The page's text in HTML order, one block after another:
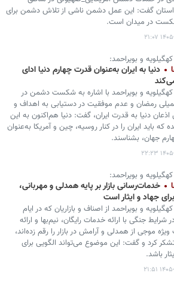
گفت: این عمل دشمن ناشی از تلاش دشمن برای
شکست در میدان است.
۲۱:۰۷
کهگیلویه و بویراحمد:
دنیا به ایران به‌عنوان قدرت چهارم دنیا ادای
کهگیلویه و بویراحمد با اشاره به شکست دشمن در
رمضان و عدم موفقیت در دستیابی به اهداف و
دنیا به قدرت ایران، گفت: دنیا هم‌اکنون به این
که باید ایران را در کنار روسیه، چین و آمریکا به‌عنوان
جهان، بشناسند.
۲۲:۲۳
کهگیلویه و بویراحمد:
خدمات‌رسانی بازار بر پایه همدلی و مهربانی،
جهاد و ایثار است
کهگیلویه و بویراحمد از اصناف و بازاریان که در ایام
شرایط جنگی با ارائه خدمات رایگان، نیم‌بها و ارائه
موجی از همدلی و آرامش در بازار را رقم زده‌اند،
کرد و گفت: این موضوع می‌تواند الگویی برای
باشد.
۲۱:۵۱